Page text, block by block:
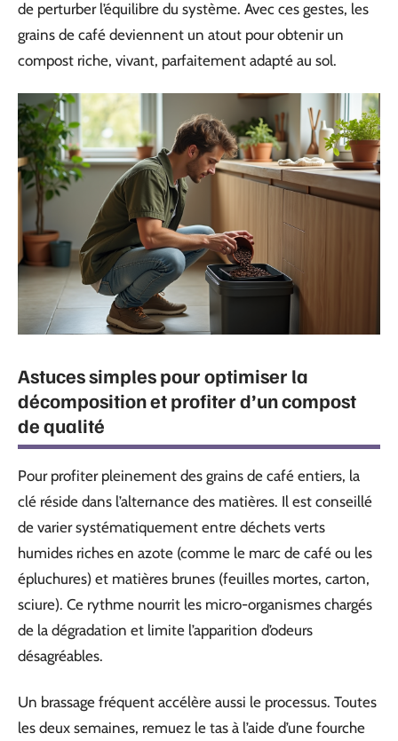
de perturber l’équilibre du système. Avec ces gestes, les
grains de café deviennent un atout pour obtenir un
compost riche, vivant, parfaitement adapté au sol.
Astuces simples pour optimiser la
décomposition et profiter d’un compost
de qualité
Pour profiter pleinement des grains de café entiers, la
clé réside dans l’alternance des matières. Il est conseillé
de varier systématiquement entre déchets verts
humides riches en azote (comme le marc de café ou les
épluchures) et matières brunes (feuilles mortes, carton,
sciure). Ce rythme nourrit les micro-organismes chargés
de la dégradation et limite l’apparition d’odeurs
désagréables.
Un brassage fréquent accélère aussi le processus. Toutes
les deux semaines, remuez le tas à l’aide d’une fourche